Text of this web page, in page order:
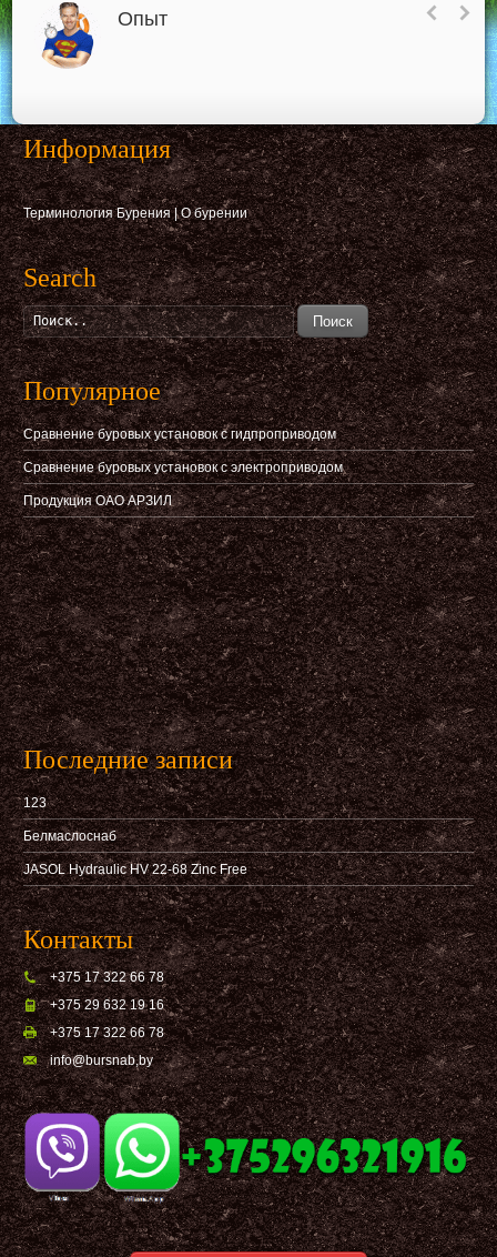
Опыт
Информация
Терминология Бурения|О бурении
Search
Поиск
Популярное
Сравнение буровых установок с гидпроприводом
Сравнение буровых установок с электроприводом
Продукция ОАО АРЗИЛ
Последние записи
123
Белмаслоснаб
JASOL Hydraulic HV 22-68 Zinc Free
Контакты
+375 17 322 66 78
+375 29 632 19 16
+375 17 322 66 78
info@bursnab,by